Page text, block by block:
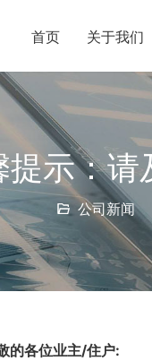
首页 关于我们
示：请
公司新闻
的各位业主/住户: